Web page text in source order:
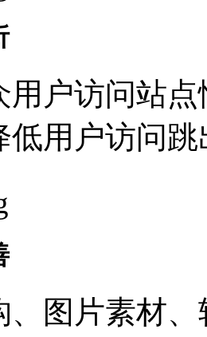
用户访问站
低用户访问
、图片素材